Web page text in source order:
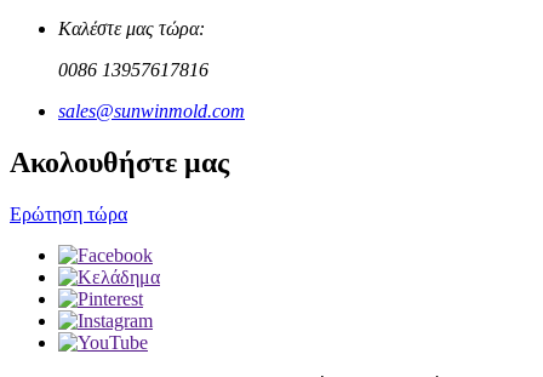
Καλέστε μας τώρα:
0086 13957617816
sales@sunwinmold.com
Ακολουθήστε μας
Ερώτηση τώρα